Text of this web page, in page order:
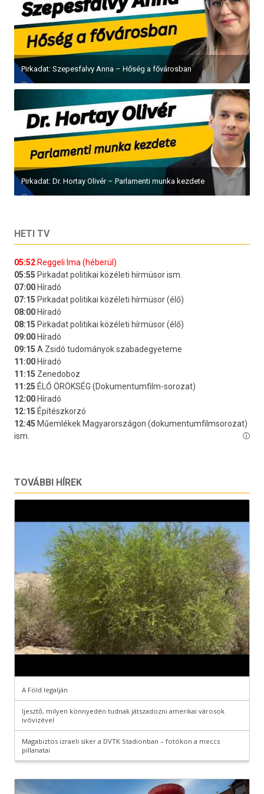
Pirkadat: Szepesfalvy Anna – Hőség a fővárosban
Pirkadat: Dr. Hortay Olivér – Parlamenti munka kezdete
HETI TV
TOVÁBBI HÍREK